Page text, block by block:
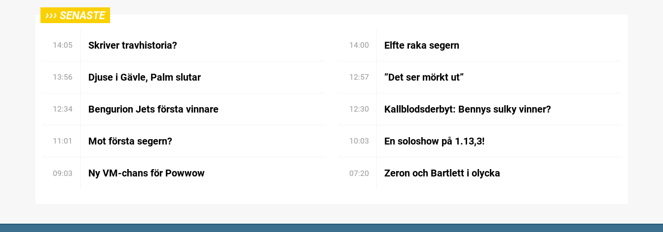
››› SENASTE
14:05 Skriver travhistoria? 14:00 Elfte raka segern
13:56 Djuse i Gävle, Palm slutar 12:57 ”Det ser mörkt ut”
12:34 Bengurion Jets första vinnare 12:30 Kallblodsderbyt: Bennys sulky vinner?
11:01 Mot första segern? 10:03 En soloshow på 1.13,3!
09:03 Ny VM-chans för Powwow 07:20 Zeron och Bartlett i olycka